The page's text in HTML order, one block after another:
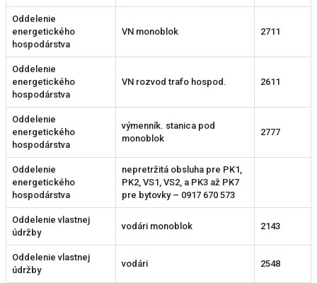
Oddelenie
energetického
hospodárstva
VN monoblok 2711
Oddelenie
energetického
hospodárstva
VN rozvod trafo hospod. 2611
Oddelenie
energetického
hospodárstva
výmenník. stanica pod
monoblok
2777
Oddelenie
energetického
hospodárstva
nepretržitá obsluha pre PK1,
PK2, VS1, VS2, a PK3 až PK7
pre bytovky – 0917 670 573
Oddelenie vlastnej
údržby
vodári monoblok 2143
Oddelenie vlastnej
údržby
vodári 2548